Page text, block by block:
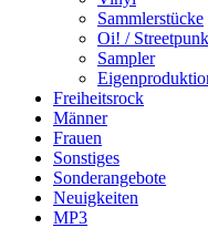
Sammlerstücke
Oi! / Streetpunk
Sampler
Freiheitsrock
Männer
Frauen
Sonstiges
Sonderangebote
Neuigkeiten
MP3